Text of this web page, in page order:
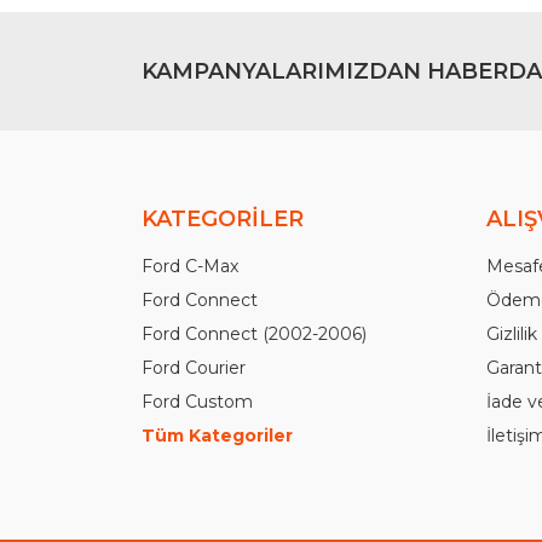
KAMPANYALARIMIZDAN
KATEGORİLER
Ford C-Max
Ford Connect
Ford Connect (2002-2006)
Ford Courier
Ford Custom
Tüm Kategoriler
İade